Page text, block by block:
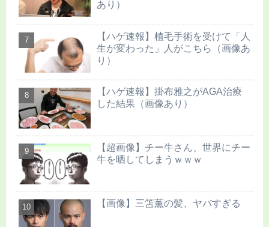
あり）
【ハゲ速報】植毛手術を受けて「人
生が変わった」人がこちら（画像あ
り）
【ハゲ速報】掛布雅之がAGA治療
した結果（画像あり）
【超画像】チー牛さん、世界にチー
牛を晒してしまうｗｗｗ
【画像】三笘薫の髪、ヤバすぎる